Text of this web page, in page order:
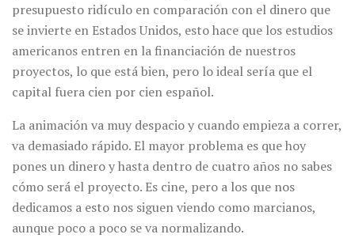
presupuesto ridículo en comparación con el dinero que
se invierte en Estados Unidos, esto hace que los estudios
americanos entren en la financiación de nuestros
proyectos, lo que está bien, pero lo ideal sería que el
capital fuera cien por cien español.
La animación va muy despacio y cuando empieza a correr,
va demasiado rápido. El mayor problema es que hoy
pones un dinero y hasta dentro de cuatro años no sabes
cómo será el proyecto. Es cine, pero a los que nos
dedicamos a esto nos siguen viendo como marcianos,
aunque poco a poco se va normalizando.